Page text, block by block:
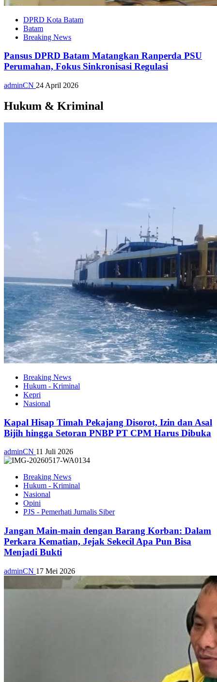
DPRD Kota Batam
Batam
Breaking News
Pansus DPRD Batam Matangkan Ranperda PSU
Perumahan, Fokus Sinkronisasi Regulasi
adminCN 24 April 2026
Hukum & Kriminal
Breaking News
Hukum - Kriminal
Kepri
Nasional
Kapal Hisap Timah Pekajang Disorot, Izin dan Asal
Bijih hingga Setoran PNBP PT CPM Harus Dibuka
adminCN 11 Juli 2026
Breaking News
Hukum - Kriminal
Nasional
Opini
PJS - Pemerhati Jurnalis Siber
Jangan Main-main dengan Barang Korban: Dalam
Perkara Kematian, Jejak Sekecil Apa Pun Bisa
Menjadi Bukti
adminCN 17 Mei 2026